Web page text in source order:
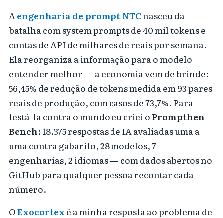
Aengenharia de prompt NTCnasceu da
batalha com system prompts de 40 mil tokens e
contas de API de milhares de reais por semana.
Ela reorganiza a informação para o modelo
entender melhor — a economia vem de brinde:
56,45% de redução de tokens medida em 93 pares
reais de produção, com casos de 73,7%. Para
testá-la contra o mundo eu criei oPrompthen
Bench: 18.375 respostas de IA avaliadas uma a
uma contra gabarito, 28 modelos, 7
engenharias, 2 idiomas — com dados abertos no
GitHub para qualquer pessoa recontar cada
número.
OExocortexé a minha resposta ao problema de